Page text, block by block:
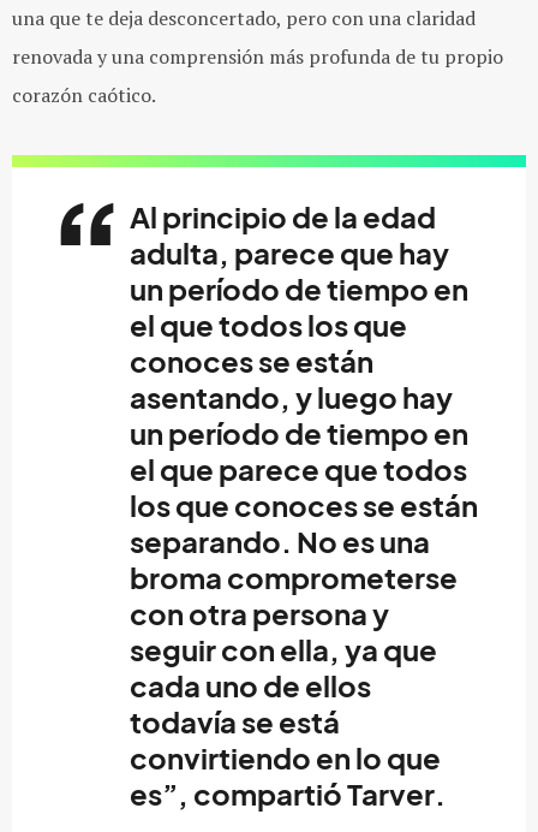
una que te deja desconcertado, pero con una claridad
renovada y una comprensión más profunda de tu propio
corazón caótico.
Al principio de la edad
adulta, parece que hay
un período de tiempo en
el que todos los que
conoces se están
asentando, y luego hay
un período de tiempo en
el que parece que todos
los que conoces se están
separando. No es una
broma comprometerse
con otra persona y
seguir con ella, ya que
cada uno de ellos
todavía se está
convirtiendo en lo que
es”, compartióTarver.